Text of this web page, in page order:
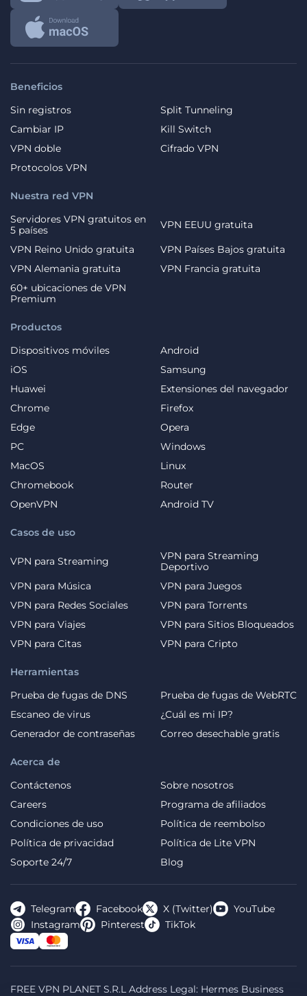
Beneficios
Sin registros
Split Tunneling
Cambiar IP
Kill Switch
VPN doble
Cifrado VPN
Protocolos VPN
Productos
Dispositivos móviles
Android
iOS
Samsung
Huawei
Extensiones del navegador
Chrome
Firefox
Edge
Opera
PC
Windows
MacOS
Linux
Chromebook
Router
OpenVPN
Android TV
Casos de uso
VPN para Streaming
VPN para Streaming
Deportivo
VPN para Música
VPN para Juegos
VPN para Redes Sociales
VPN para Torrents
VPN para Viajes
VPN para Sitios Bloqueados
VPN para Citas
VPN para Cripto
Acerca de
Contáctenos
Sobre nosotros
Careers
Programa de afiliados
Condiciones de uso
Política de reembolso
Política de privacidad
Política de Lite VPN
Soporte 24/7
Blog
Nuestra red VPN
Servidores VPN gratuitos en
5 países
VPN EEUU gratuita
VPN Reino Unido gratuita
VPN Países Bajos gratuita
VPN Alemania gratuita
VPN Francia gratuita
60+ ubicaciones de VPN
Premium
Herramientas
Prueba de fugas de DNS
Prueba de fugas de WebRTC
Escaneo de virus
¿Cuál es mi IP?
Generador de contraseñas
Correo desechable gratis
Telegram Facebook X (Twitter)
YouTube
Instagram
Pinterest TikTok
FREE VPN PLANET S.R.L Address Legal: Hermes Business